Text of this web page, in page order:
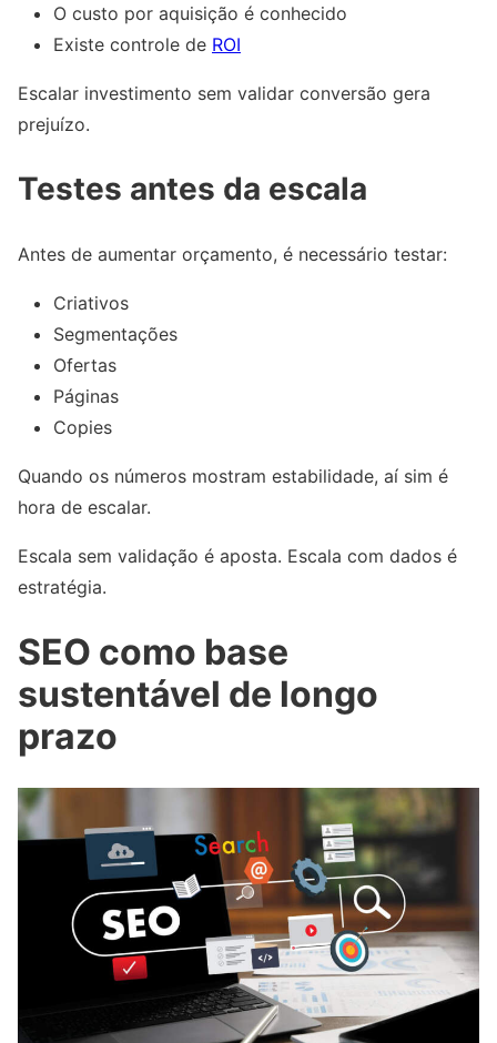
O custo por aquisição é conhecido
Existe controle de ROI
Escalar investimento sem validar conversão gera
prejuízo.
Testes antes da escala
Antes de aumentar orçamento, é necessário testar:
Criativos
Segmentações
Ofertas
Páginas
Copies
Quando os números mostram estabilidade, aí sim é
hora de escalar.
Escala sem validação é aposta. Escala com dados é
estratégia.
SEO como base
sustentável de longo
prazo